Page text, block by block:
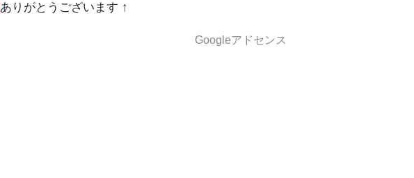
ありがとうございます ↑
Googleアドセンス